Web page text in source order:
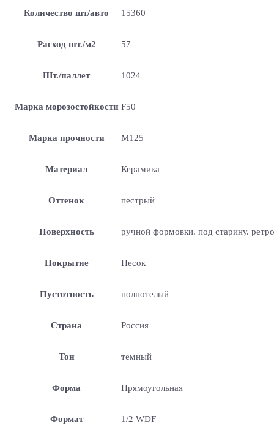
Количество шт/авто 15360
Расход шт./м2 57
Шт./паллет 1024
Марка морозостойкости F50
Марка прочности М125
Материал Керамика
Оттенок пестрый
Поверхность ручной формовки. под старину. ретро
Покрытие Песок
Пустотность полнотелый
Страна Россия
Тон темный
Форма Прямоугольная
Формат 1/2 WDF